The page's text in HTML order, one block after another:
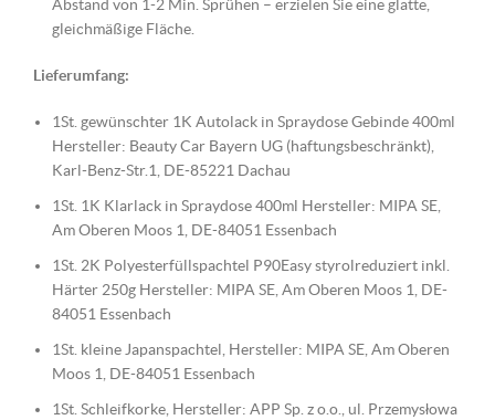
Abstand von 1-2 Min. Sprühen – erzielen Sie eine glatte,
gleichmäßige Fläche.
Lieferumfang:
1St. gewünschter 1K Autolack in Spraydose Gebinde 400ml
Hersteller: Beauty Car Bayern UG (haftungsbeschränkt),
Karl-Benz-Str.1, DE-85221 Dachau
1St. 1K Klarlack in Spraydose 400ml Hersteller: MIPA SE,
Am Oberen Moos 1, DE-84051 Essenbach
1St. 2K Polyesterfüllspachtel P90Easy styrolreduziert inkl.
Härter 250g Hersteller: MIPA SE, Am Oberen Moos 1, DE-
84051 Essenbach
1St. kleine Japanspachtel, Hersteller: MIPA SE, Am Oberen
Moos 1, DE-84051 Essenbach
1St. Schleifkorke, Hersteller: APP Sp. z o.o., ul. Przemysłowa